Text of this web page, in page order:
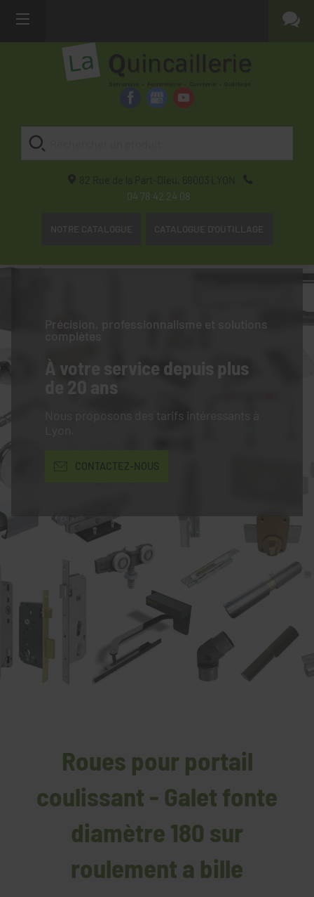
82 Rue de la Part-Dieu, 69003
LYON
04 78 42 24 08
NOTRE CATALOGUE CATALOGUE D'OUTILLAGE
Précision, professionnalisme et solutions
complètes
À votre service depuis plus
de 20 ans
Nous proposons des tarifs intéressants à
CONTACTEZ-NOUS
Roues pour portail
coulissant - Galet fonte
diamètre 180 sur
roulement a bille